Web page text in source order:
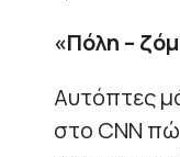
«Πόλη –
Αυτόπτες
στο CNN